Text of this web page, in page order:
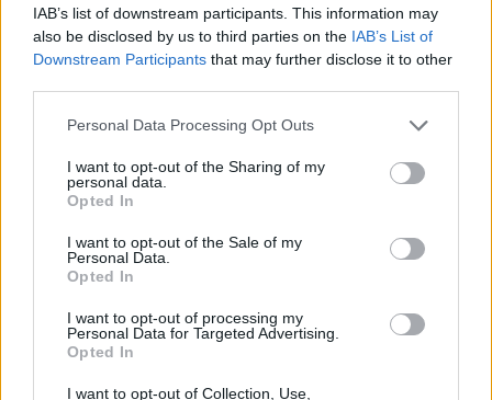
IAB’s list of downstream participants. This information may
also be disclosed by us to third parties on the IAB’s List of
Downstream Participants that may further disclose it to other
Please note that this website/app uses one or more Google
not limited to your visit or usage behaviour. You may click to
grant or deny consent to Google and its third-party tags to
use your data for below specified purposes in below Google
consent section.
Personal Data Processing Opt Outs
I want to opt-out of the Sharing of my
personal data.
Opted In
I want to opt-out of the Sale of my
Personal Data.
Opted In
I want to opt-out of processing my
Personal Data for Targeted Advertising.
Opted In
I want to opt-out of Collection, Use,
Címkék: #mozi toplista #így neveld a sárkányodat #elio
Hozzászólások